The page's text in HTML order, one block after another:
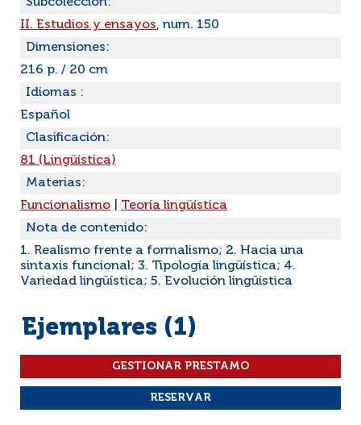
II. Estudios y ensayos, num. 150
Dimensiones:
216 p. / 20 cm
Idiomas :
Español
Clasificación:
81 (Lingüística)
Materias:
Funcionalismo
Teoría lingüística
Nota de contenido:
1. Realismo frente a formalismo; 2. Hacia una
sintaxis funcional; 3. Tipología lingüística; 4.
Variedad lingüística; 5. Evolución lingüística
Ejemplares (1)